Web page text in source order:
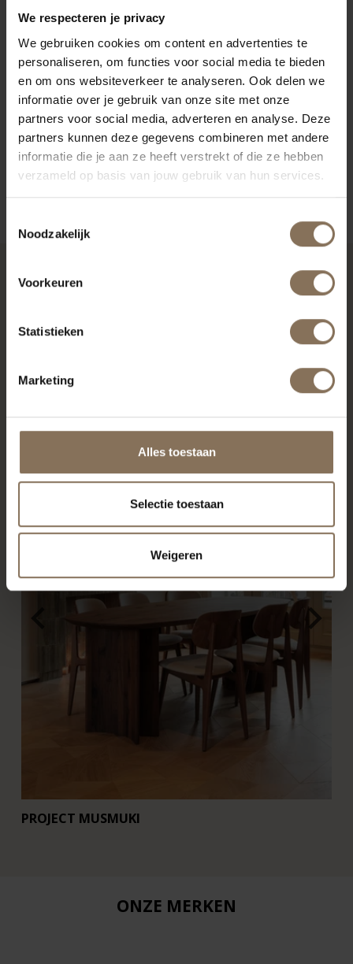
We respecteren je privacy
We gebruiken cookies om content en advertenties te
personaliseren, om functies voor social media te bieden
en om ons websiteverkeer te analyseren. Ook delen we
informatie over je gebruik van onze site met onze
partners voor social media, adverteren en analyse. Deze
partners kunnen deze gegevens combineren met andere
informatie die je aan ze heeft verstrekt of die ze hebben
verzameld op basis van jouw gebruik van hun services.
Noodzakelijk
Voorkeuren
Statistieken
Marketing
Alles toestaan
Selectie toestaan
Weigeren
STOFSTAAL OASIS 16 | CARAMEL
VANAF€ 0,99
Ook voor de zakelijke markt zijn er veel
mogelijkheden. We hebben al bij diverse projecten
onze kennis en expertise kunnen inzetten.
PROJECT MUSMUKI
ONZE MERKEN